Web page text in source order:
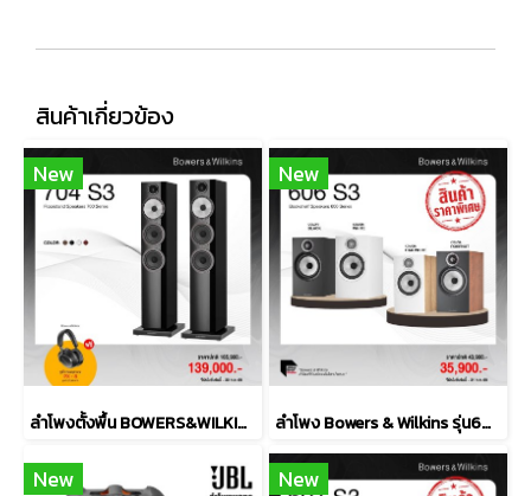
สินค้าเกี่ยวข้อง
New
ลำโพงตั้งพื้น BOWERS&WILKINS รุ่น 704 S3
New
ลำโพง Bowers & Wilkins รุ่น606 S3
New New